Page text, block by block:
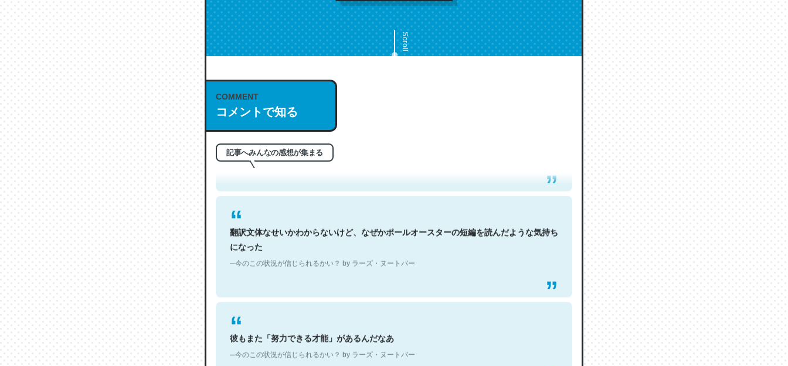
Scroll
COMMENT
コメントで知る
記事へみんなの感想が集まる
これは名文。彼はとてもクレバーなんだろうなと凄く思う。英語少しでも読める人は原文
もお勧め。自分はこの流れ好き。Let’s Fucking Go. Then Covid hit. Shit.
─今のこの状況が信じられるかい？ by ラーズ・ヌートバー
翻訳文体なせいかわからないけど、なぜかポールオースターの短編を読んだような気持ち
になった
─今のこの状況が信じられるかい？ by ラーズ・ヌートバー
彼もまた「努力できる才能」があるんだなあ
─今のこの状況が信じられるかい？ by ラーズ・ヌートバー